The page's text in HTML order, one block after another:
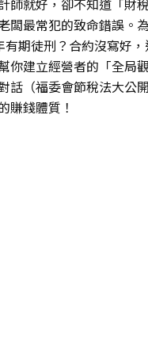
師就好，卻不知道「財
闆最常犯的致命錯誤。
期徒刑？合約沒寫好
你建立經營者的「全局
話（福委會節稅法大公
賺錢體質！